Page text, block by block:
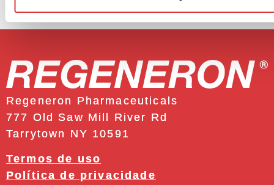
Regeneron Pharmaceuticals
777 Old Saw Mill River Rd
Tarrytown NY 10591
Termos de uso
Política de privacidade